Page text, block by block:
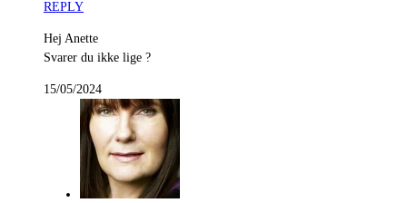
REPLY
Hej Anette
Svarer du ikke lige ?
15/05/2024